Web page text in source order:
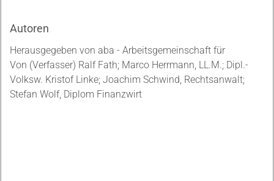
Autoren
Herausgegeben von aba - Arbeitsgemeinschaft für
Von (Verfasser) Ralf Fath; Marco Herrmann, LL.M.; Dipl.-
Volksw. Kristof Linke; Joachim Schwind, Rechtsanwalt;
Stefan Wolf, Diplom Finanzwirt